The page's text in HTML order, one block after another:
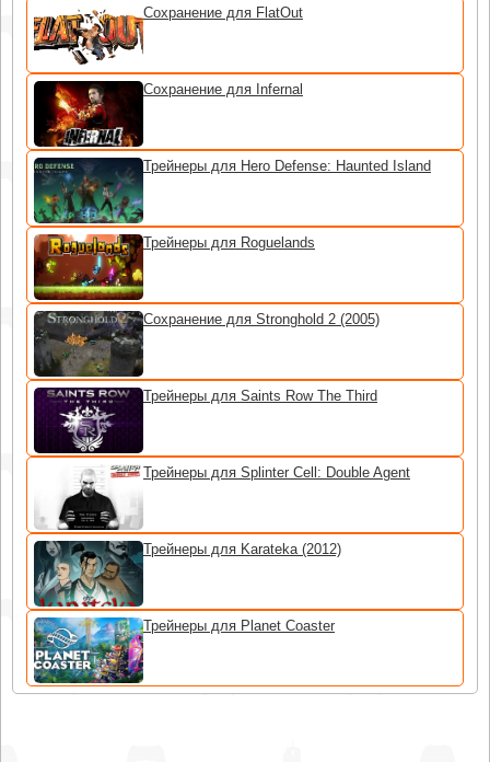
Сохранение для FlatOut
Сохранение для Infernal
Трейнеры для Hero Defense: Haunted Island
Трейнеры для Roguelands
Сохранение для Stronghold 2 (2005)
Трейнеры для Saints Row The Third
Трейнеры для Splinter Cell: Double Agent
Трейнеры для Karateka (2012)
Трейнеры для Planet Coaster